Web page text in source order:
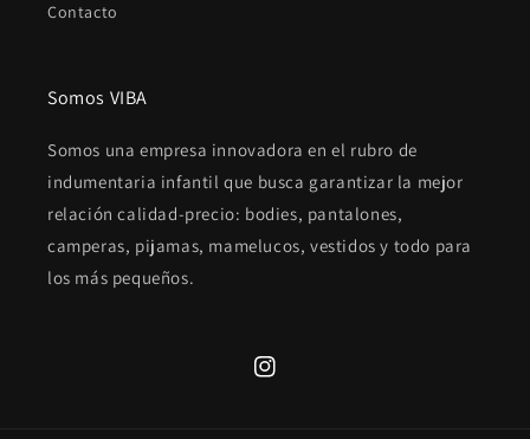
Contacto
Somos VIBA
Somos una empresa innovadora en el rubro de
indumentaria infantil que busca garantizar la mejor
relación calidad-precio: bodies, pantalones,
camperas, pijamas, mamelucos, vestidos y todo para
los más pequeños.
Instagram